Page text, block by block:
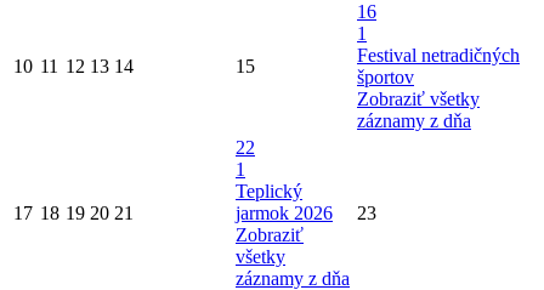
10 11 12 13 14 15
16
1
Festival netradičných
športov
Zobraziť všetky
záznamy z dňa
17 18 19 20 21
22
1
Teplický
jarmok 2026
Zobraziť
všetky
záznamy z dňa
23